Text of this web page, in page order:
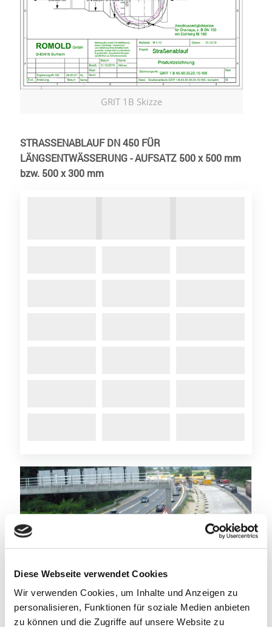
Diese Webseite verwendet Cookies
Wir verwenden Cookies, um Inhalte und Anzeigen zu
personalisieren, Funktionen für soziale Medien anbieten
zu können und die Zugriffe auf unsere Website zu
GRIT 1B Skizze
STRASSENABLAUF DN 450 FÜR
LÄNGSENTWÄSSERUNG - AUFSATZ 500 x 500 mm
bzw. 500 x 300 mm